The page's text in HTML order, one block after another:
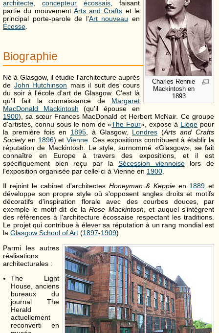
Charles Rennie
Mackintosh en
1893
architecte
concepteur écossais, faisant
partie du mouvement Arts and Crafts et le
principal porte-parole de l'Art nouveau en
Écosse
Biographie
Né à Glasgow, il étudie l'architecture auprès
de John Hutchinson mais il suit des cours
du soir à l'école d'art de Glasgow. C'est là
qu'il fait la connaissance de Margaret
MacDonald Mackintosh (qu'il épouse en
1900), sa sœur Frances MacDonald et Herbert McNair. Ce groupe
d'artistes, connu sous le nom de «The Four», expose à Liège pour
la première fois en 1895 , à Glasgow, Londres (Arts and Crafts
Societyen 1896) etVienne . Ces expositions contribuent à établir la
réputation de Mackintosh. Le style, surnommé «Glasgow», se fait
connaître en Europe à travers des expositions, et il est
spécifiquement bien reçu par laSécession viennoiselors de
l'exposition organisée par celle-ci à Vienne en 1900
Il rejoint le cabinet d'architectes Honeyman & Keppieen 1889 et
développe son propre style où s'opposent angles droits et motifs
décoratifs d'inspiration florale avec des courbes douces, par
exemple le motif dit de laRose Mackintosh, et auquel s'intègrent
des références à l'architecture écossaise respectant les traditions.
Le projet qui contribue à élever sa réputation à un rang mondial est
la Glasgow School of Art (1897-1909)
Parmi les autres
réalisations
architecturales :
The Light
House, anciens
bureaux du
journal The
Herald
actuellement
reconverti en